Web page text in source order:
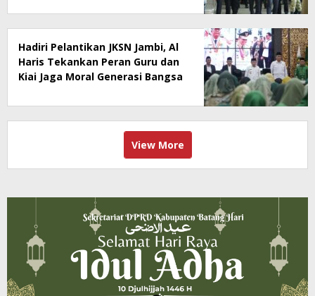
Mattaher
Hadiri Pelantikan JKSN Jambi, Al
Haris Tekankan Peran Guru dan
Kiai Jaga Moral Generasi Bangsa
View More